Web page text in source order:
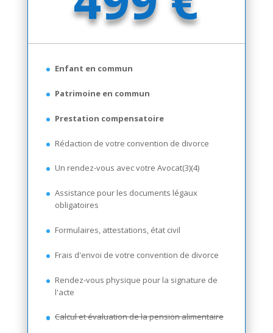
Enfant en commun
Patrimoine en commun
Prestation compensatoire
Rédaction de votre convention de divorce
Un rendez-vous avec votre Avocat(3)(4)
Assistance pour les documents légaux
obligatoires
Formulaires, attestations, état civil
Frais d'envoi de votre convention de divorce
Rendez-vous physique pour la signature de
l'acte
Calcul et évaluation de la pension alimentaire